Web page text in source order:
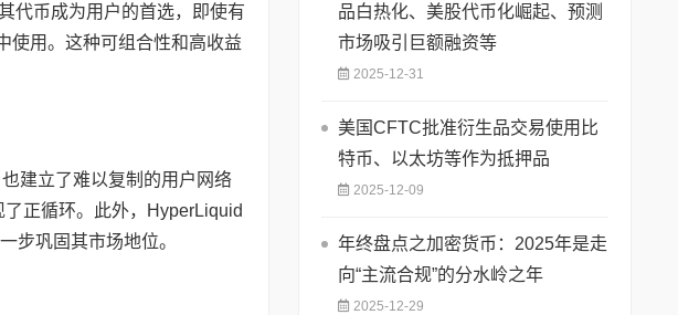
代币成为用户的首选，即使有
使用。这种可组合性和高收益
建立了难以复制的用户网络
正循环。此外，HyperLiquid
步巩固其市场地位。
品白热化、美股代币化崛起、预测
市场吸引巨额融资等
2025-12-31
美国CFTC批准衍生品交易使用比
特币、以太坊等作为抵押品
2025-12-09
年终盘点之加密货币：2025年是走
向“主流合规”的分水岭之年
2025-12-29